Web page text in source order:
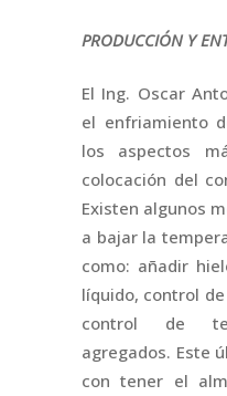
PRODUCCIÓN Y
El Ing. Oscar
el enfriamiento
los aspectos
colocación del
Existen algunos
a bajar la
como: añadir
líquido, control
control de
agregados. Este
con tener el